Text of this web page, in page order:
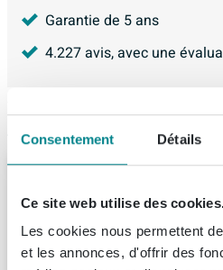
Consentement Détails
Ce site web utilise des
Les cookies nous permettent
et les annonces, d'offrir des
Garantie de 5 ans
4.227avis, avec une
Articles similaires
Acrylique -
1 - 2